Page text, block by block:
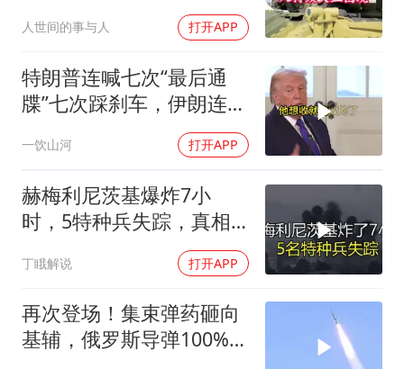
人世间的事与人 打开APP
特朗普连喊七次“最后通
牒”七次踩刹车，伊朗连谈
都不认，这出戏到底演给
谁看
一饮山河 打开APP
赫梅利尼茨基爆炸7小
时，5特种兵失踪，真相
丁睋解说 打开APP
再次登场！集束弹药砸向
基辅，俄罗斯导弹100%突